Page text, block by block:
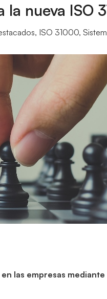
nueva ISO
, ISO 31000,
las empresas mediante